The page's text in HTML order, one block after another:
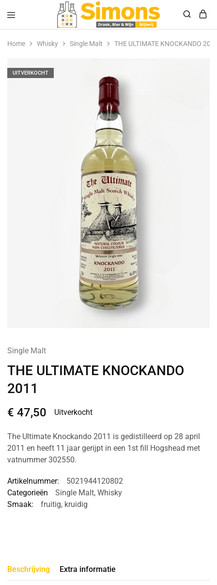
Simonsdrank.nl
Drank,
Bier
&
Home Whisky Single Malt THE ULTIMATE KNOCKANDO
UITVERKOCHT
Single Malt
THE ULTIMATE KNOCKANDO
2011
€ 47,50 Uitverkocht
The Ultimate Knockando 2011 is gedistilleerd op 28 april
2011 en heeft 11 jaar gerijpt in een 1st fill Hogshead met
vatnummer 302550.
Artikelnummer:
5021944120802
Categorieën
Single Malt, Whisky
Smaak:
fruitig, kruidig
Beschrijving Extra informatie